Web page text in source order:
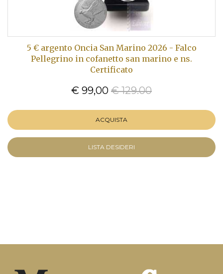
5 € argento Oncia San Marino 2026 - Falco
Pellegrino in cofanetto san marino e ns.
Certificato
€ 99,00 € 129.00
ACQUISTA
LISTA DESIDERI